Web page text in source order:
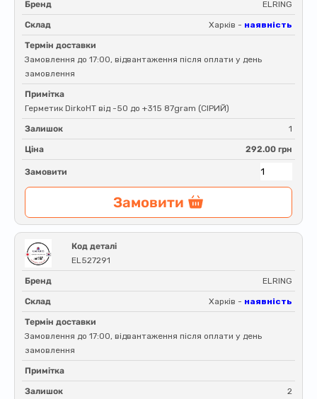
Бренд ELRING
Склад Харків - наявність
Термін доставки
Замовлення до 17:00, відвантаження після оплати у день
замовлення
Примітка
Герметик DirkoHT від -50 до +315 87gram (СІРИЙ)
Залишок 1
Ціна 292.00 грн
Замовити
Замовити
Код деталі
EL527291
Бренд ELRING
Склад Харків - наявність
Термін доставки
Замовлення до 17:00, відвантаження після оплати у день
замовлення
Примітка
Залишок 2